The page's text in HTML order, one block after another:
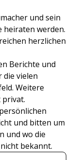
und sein
heiraten werden.
herzlichen
Berichte und
vielen
Weitere
privat.
und bitten um
und wo die
bekannt.